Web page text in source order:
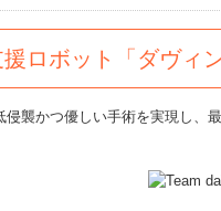
ロボット「ダヴィン
襲かつ優しい手術を実現し、